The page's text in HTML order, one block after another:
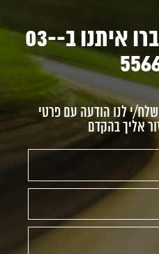
צריכים עזרה? דברו איתנו ב-03-
י לנו הודעה עם פרטי
אליך בהקדם